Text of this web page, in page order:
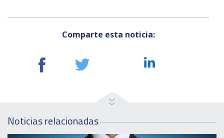
Comparte esta noticia:
Noticias relacionadas